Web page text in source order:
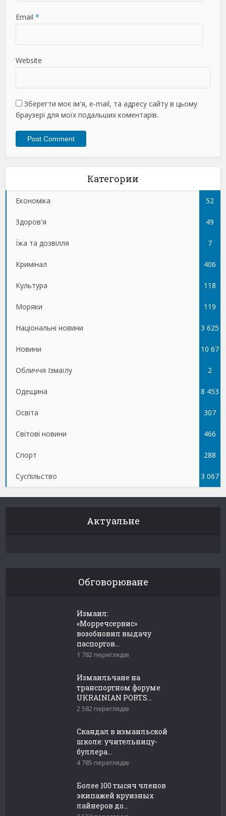
Email *
Website
Зберегти моє ім'я, e-mail, та адресу сайту в цьому
браузері для моїх подальших коментарів.
Категории
Економіка 52
Здоров'я 49
Їжа та дозвілля 7
Кримінал 406
Культура 118
Моряки 119
Національні новини 3 625
Новини 10 67
5
Обличчя Ізмаїлу 2
Одещина 8 453
Освіта 307
Світові новини 466
Спорт 288
Суспільство 3 067
Актуальне
Обговорюване
Измаил:
«Морречсервис»
возобновил выдачу
паспортов...
1 782 переглядів
Измаильчане на
транспортном форуме
UKRAINIAN PORTS...
2 582 переглядів
Скандал в измаильской
школе: учительницу-
буллера...
4 785 переглядів
Более 100 тысяч членов
экипажей круизных
лайнеров до...